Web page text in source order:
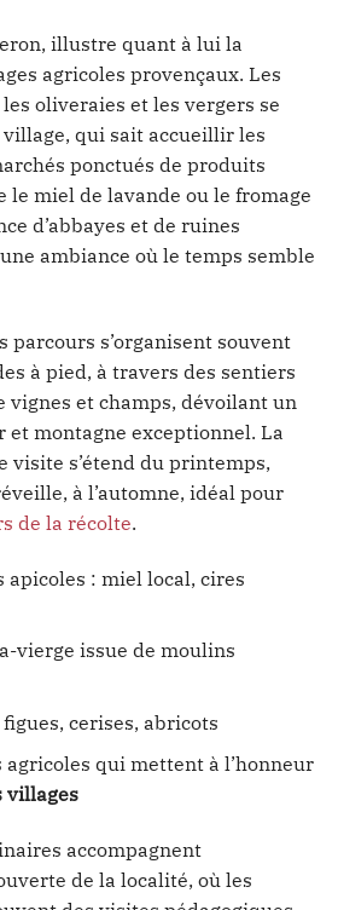
illustre quant à lui la
agricoles provençaux. Les
oliveraies et les vergers se
qui sait accueillir les
ponctués de produits
miel de lavande ou le fromage
d’abbayes et de ruines
ambiance où le temps semble
parcours s’organisent souvent
à pied, à travers des sentiers
et champs, dévoilant un
et montagne exceptionnel. La
visite s’étend du printemps,
à l’automne, idéal pour
de la récolte.
apicoles : miel local, cires
vierge issue de moulins
cerises, abricots
qui mettent à l’honneur
villages
accompagnent
de la localité, où les